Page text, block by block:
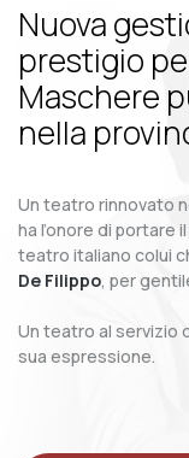
Nuova
prestigio
Maschere
nella
Un teatro rinnovato
ha l’onore di portare
teatro italiano colui
De Filippo, per
Un teatro al servizio
sua espressione.